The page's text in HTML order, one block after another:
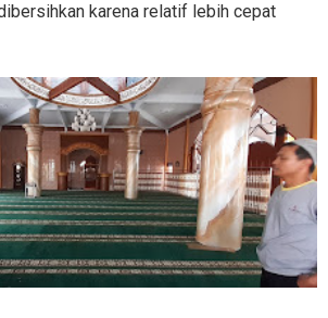
karena relatif lebih cepat